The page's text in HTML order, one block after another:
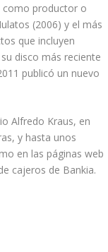
como productor o
(2006) y el más
que incluyen
disco más reciente
publicó un nuevo
Alfredo Kraus, en
y hasta unos
en las páginas web
cajeros de Bankia.